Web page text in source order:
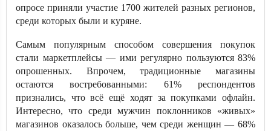
опросе приняли участие 1700 жителей разных регионов,
среди которых были и куряне.
Самым популярным способом совершения покупок
стали маркетплейсы — ими регулярно пользуются 83%
опрошенных. Впрочем, традиционные магазины
остаются востребованными: 61% респондентов
признались, что всё ещё ходят за покупками офлайн.
Интересно, что среди мужчин поклонников «живых»
магазинов оказалось больше, чем среди женщин — 68%